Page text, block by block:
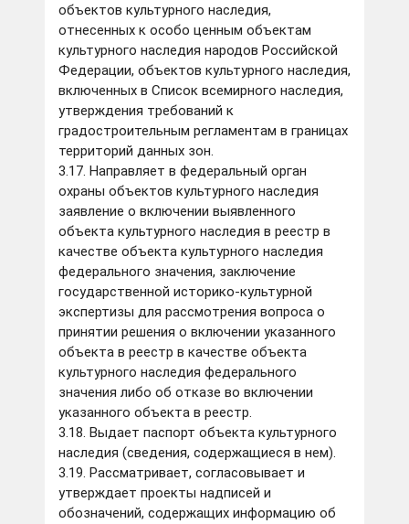
объектов культурного наследия,
отнесенных к особо ценным объектам
культурного наследия народов Российской
Федерации, объектов культурного наследия,
включенных в Список всемирного наследия,
утверждения требований к
градостроительным регламентам в границах
территорий данных зон.
3.17. Направляет в федеральный орган
охраны объектов культурного наследия
заявление о включении выявленного
объекта культурного наследия в реестр в
качестве объекта культурного наследия
федерального значения, заключение
государственной историко-культурной
экспертизы для рассмотрения вопроса о
принятии решения о включении указанного
объекта в реестр в качестве объекта
культурного наследия федерального
значения либо об отказе во включении
указанного объекта в реестр.
3.18. Выдает паспорт объекта культурного
наследия (сведения, содержащиеся в нем).
3.19. Рассматривает, согласовывает и
утверждает проекты надписей и
обозначений, содержащих информацию об